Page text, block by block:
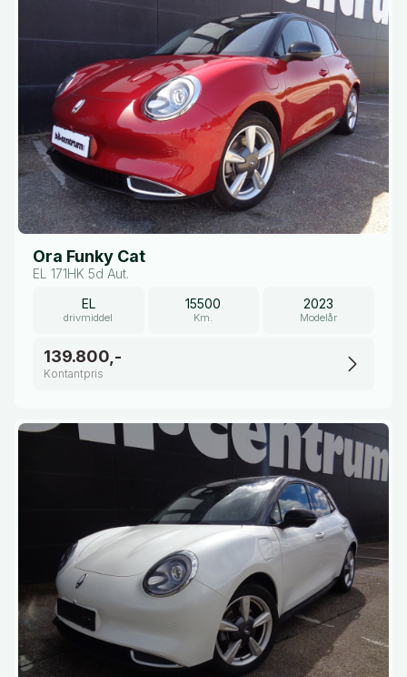
Ora Funky Cat
EL 171HK 5d Aut.
EL
drivmiddel
15500
Km.
2023
Modelår
139.800,-
Kontantpris